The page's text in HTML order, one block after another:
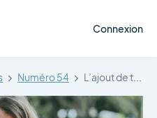
Connexion
Numéro 54